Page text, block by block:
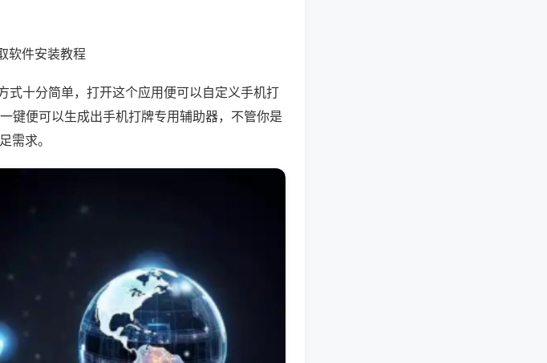
软件安装教程
式十分简单，打开这个应用便可以自定义手机打
键便可以生成出手机打牌专用辅助器，不管你是
需求。